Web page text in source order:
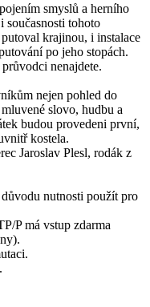
smyslů a herního
současnosti tohoto
krajinou, i instalace
po jeho stopách.
nenajdete.
nejen pohled do
slovo, hudbu a
budou provedeni první,
kostela.
Jaroslav Plesl, rodák z
nutnosti použít pro
P má vstup zdarma